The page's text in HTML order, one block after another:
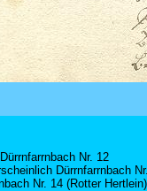
Nr. 12
Dürrnfarrnbach
Nr. 14 (Rotter Hertlein)